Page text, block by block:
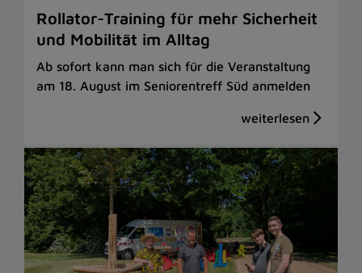
Rollator-Training für mehr Sicherheit
und Mobilität im Alltag
Ab sofort kann man sich für die Veranstaltung
am 18. August im Seniorentreff Süd anmelden